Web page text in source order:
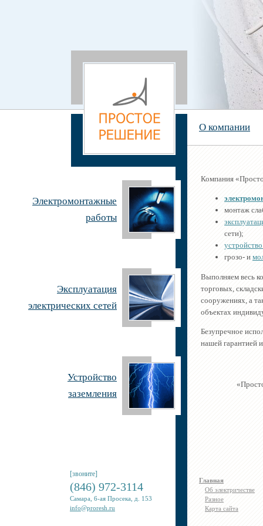
О компании
Электромонтажные
работы
Эксплуатация
электрических сетей
Устройство
заземления
Компания
монтаж
сети);
грозо- и
Выполняем весь
торговых,
сооружениях, а
объектах
Безупречное
нашей гарантией
[звоните]
(846) 972-3114
Самара, 6-ая Просека, д. 153
info@proresh.ru
Главная
Об электричестве
Разное
Карта сайта